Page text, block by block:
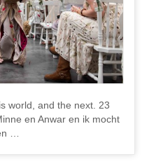
world, and the next. 23
en Anwar en ik mocht
…